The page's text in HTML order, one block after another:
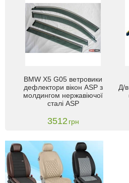
BMW X5 G05 ветровики
дефлектори вікон ASP з
молдингом нержавіючої
сталі ASP
3512 грн
Д/